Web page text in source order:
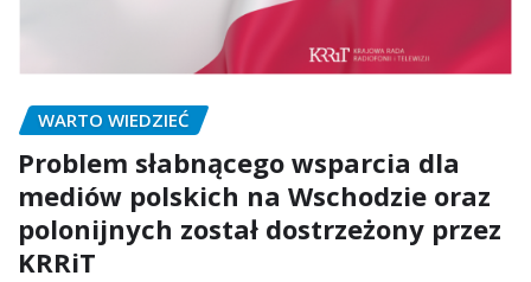
WARTO WIEDZIEĆ
Problem słabnącego wsparcia dla
mediów polskich na Wschodzie oraz
polonijnych został dostrzeżony przez
KRRiT